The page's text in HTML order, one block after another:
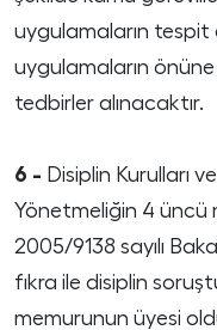
uygulamaların tespit
uygulamaların
tedbirler alınacaktır.
6 - Disiplin Kurulları
Yönetmeliğin 4
2005/9138 sayılı
fıkra ile disiplin
memurunun üyesi